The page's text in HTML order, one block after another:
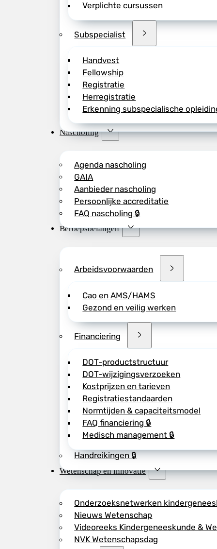
Verplichte cursussen
Subspecialist
Handvest
Fellowship
Registratie
Herregistratie
Erkenning subspecialische
Nascholing
Agenda nascholing
GAIA
Aanbieder nascholing
Persoonlijke accreditatie
FAQ nascholing 🔒
Beroepsbelangen
Arbeidsvoorwaarden
Cao en AMS/HAMS
Gezond en veilig werken
Financiering
DOT-productstructuur
DOT-wijzigingsverzoeken
Kostprijzen en tarieven
Registratiestandaarden
Normtijden & capaciteitsmodel
FAQ financiering 🔒
Medisch management 🔒
Handreikingen 🔒
Wetenschap en innovatie
Onderzoeksnetwerken
Nieuws Wetenschap
Videoreeks Kindergeneeskunde &
NVK Wetenschapsdag